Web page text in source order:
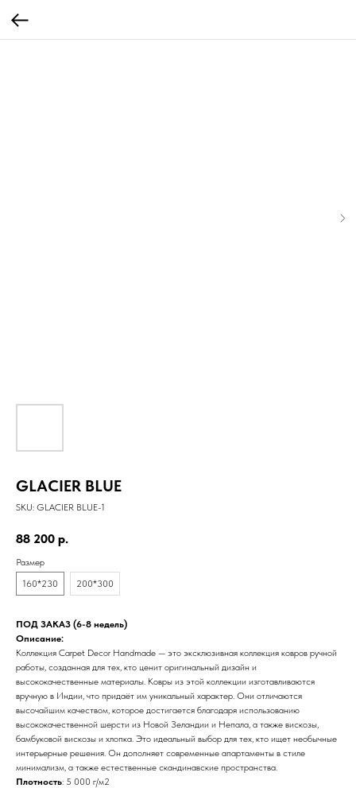
GLACIER BLUE
SKU: GLACIER BLUE-1
88 200 р.
Размер
160*230
200*300
ПОД ЗАКАЗ (6-8 недель)
Описание:
Коллекция Carpet Decor Handmade — это эксклюзивная коллекция ковров ручной
работы, созданная для тех, кто ценит оригинальный дизайн и
высококачественные материалы. Ковры из этой коллекции изготавливаются
вручную в Индии, что придаёт им уникальный характер. Они отличаются
высочайшим качеством, которое достигается благодаря использованию
высококачественной шерсти из Новой Зеландии и Непала, а также вискозы,
бамбуковой вискозы и хлопка. Это идеальный выбор для тех, кто ищет необычные
интерьерные решения. Он дополняет современные апартаменты в стиле
минимализм, а также естественные скандинавские пространства.
Плотность: 5 000 г/м2